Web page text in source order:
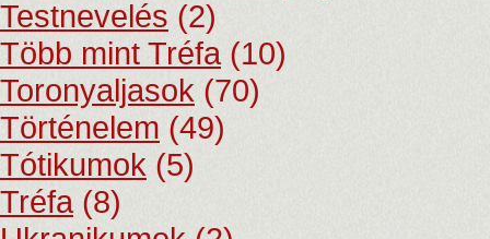
Testnevelés (2)
Több mint Tréfa(10)
Toronyaljasok (70)
Történelem (49)
Tótikumok (5)
Tréfa(8)